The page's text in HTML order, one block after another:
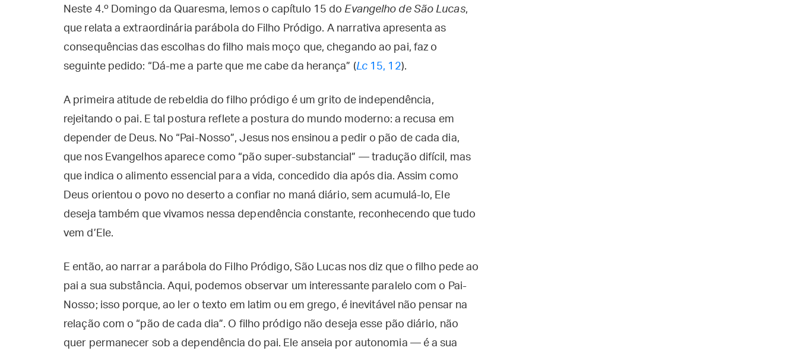
Neste 4.º Domingo da Quaresma, lemos o capítulo 15 doEvangelho de São Lucas,
que relata a extraordinária parábola do Filho Pródigo. A narrativa apresenta as
consequências das escolhas do filho mais moço que, chegando ao pai, faz o
seguinte pedido: “Dá-me a parte que me cabe da herança” (Lc15, 12).
A primeira atitude de rebeldia do filho pródigo é um grito de independência,
rejeitando o pai. E tal postura reflete a postura do mundo moderno: a recusa em
depender de Deus. No “Pai-Nosso”, Jesus nos ensinou a pedir o pão de cada dia,
que nos Evangelhos aparece como “pão super-substancial” — tradução difícil, mas
que indica o alimento essencial para a vida, concedido dia após dia. Assim como
Deus orientou o povo no deserto a confiar no maná diário, sem acumulá-lo, Ele
deseja também que vivamos nessa dependência constante, reconhecendo que tudo
vem d’Ele.
E então, ao narrar a parábola do Filho Pródigo, São Lucas nos diz que o filho pede ao
pai a sua substância. Aqui, podemos observar um interessante paralelo com o Pai-
Nosso; isso porque, ao ler o texto em latim ou em grego, é inevitável não pensar na
relação com o “pão de cada dia”. O filho pródigo não deseja esse pão diário, não
quer permanecer sob a dependência do pai. Ele anseia por autonomia — é a sua